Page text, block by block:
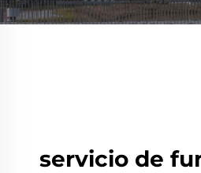
servicio de